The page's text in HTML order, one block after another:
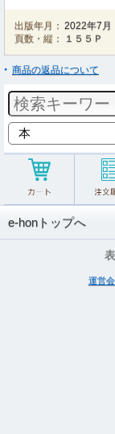
出版年月： 2022年7月
頁数・縦：
１５５Ｐ
商品の返品について
e-honトップへ
運営